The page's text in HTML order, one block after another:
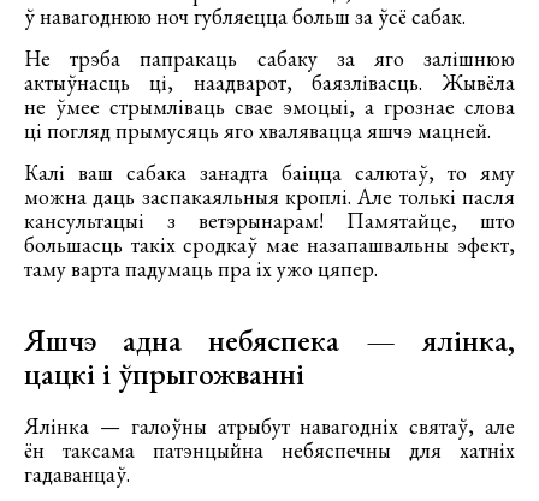
ў навагоднюю ноч губляецца больш за ўсё сабак.
Не трэба папракаць сабаку за яго залішнюю
актыўнасць ці, наадварот, баязлівасць. Жывёла
не ўмее стрымліваць свае эмоцыі, а грознае слова
ці погляд прымусяць яго хвалявацца яшчэ мацней.
Калі ваш сабака занадта баіцца салютаў, то яму
можна даць заспакаяльныя кроплі. Але толькі пасля
кансультацыі з ветэрынарам! Памятайце, што
большасць такіх сродкаў мае назапашвальны эфект,
таму варта падумаць пра іх ужо цяпер.
Яшчэ адна небяспека — ялінка,
цацкі і ўпрыгожванні
Ялінка — галоўны атрыбут навагодніх святаў, але
ён таксама патэнцыйна небяспечны для хатніх
гадаванцаў.